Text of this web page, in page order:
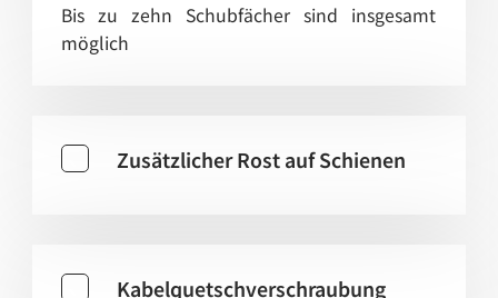
Bis zu zehn Schubfächer sind insgesamt
möglich
Zusätzlicher Rost auf Schienen
Kabelquetschverschraubung